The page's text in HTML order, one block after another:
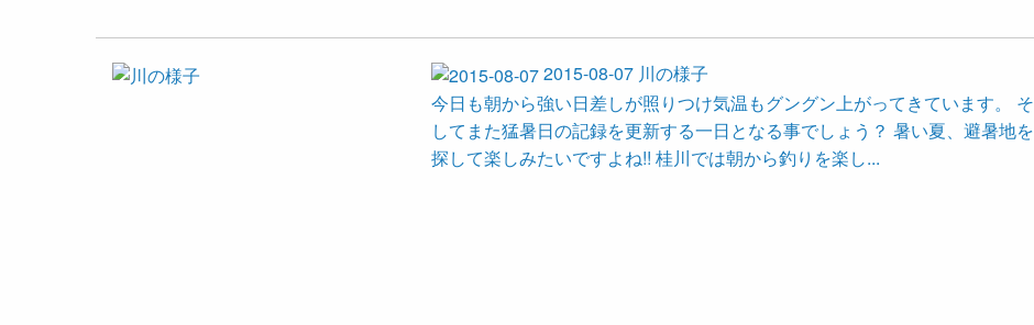
2015-08-07 川の様子
今日も朝から強い日差しが照りつけ気温もグングン上がってきています。 そ
してまた猛暑日の記録を更新する一日となる事でしょう？ 暑い夏、避暑地を
探して楽しみたいですよね!! 桂川では朝から釣りを楽し...